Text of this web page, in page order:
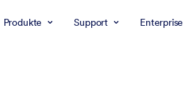
Produkte Support Enterprise